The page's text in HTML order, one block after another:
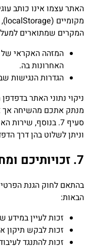
האתר עצמו אינו כותב
מקומיים (localStorage
המקרים שמתוארים
המזהה האקראי
האחרונות בה.
הגדרות הנגישות
ניקוי נתוני האתר
מנתק אתכם מהשיחה אך
סעיף 7. בנוסף,
וניתן לשלוט בהן דרך
7. זכויותיכם ומחיקת שיחות
הבאות:
זכות לעיין במידע
זכות לבקש תיקון
זכות להתנגד